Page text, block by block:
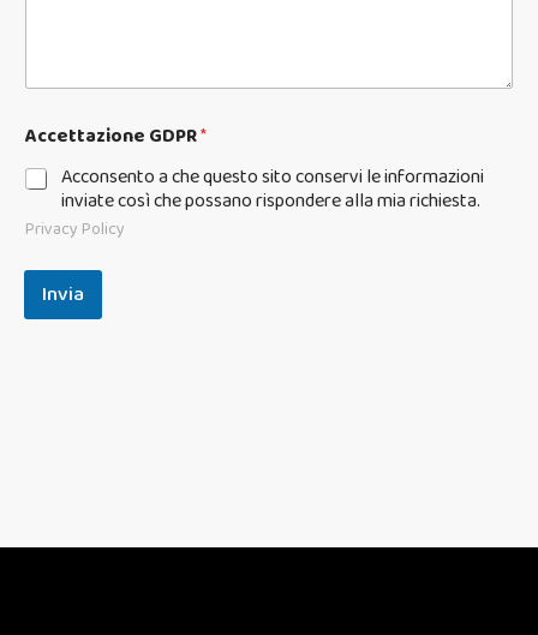
Accettazione GDPR*
Acconsento a che questo sito conservi le informazioni
inviate così che possano rispondere alla mia richiesta.
Privacy Policy
Invia